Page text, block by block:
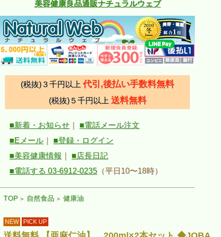
美容健康良品通販ナチュラルウェブ
(税抜)３千円以上 代引,後払い手数料無料
(税抜)５千円以上 送料無料
■新着・お知らせ
■電話メール注文
■Eメール
■登録・ログイン
■美容健康情報
■店長日記
■電話する 03-6912-0235 （平日10〜18時）
TOP > 自然食品 > 健康油
NEW PICK UP